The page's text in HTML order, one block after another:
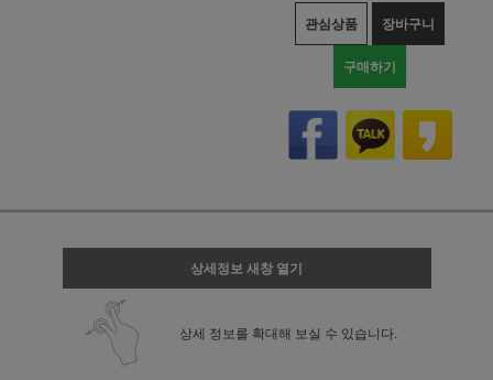
관심상품 장바구니
구매하기
상세정보 새창 열기
상세 정보를 확대해 보실 수 있습니다.